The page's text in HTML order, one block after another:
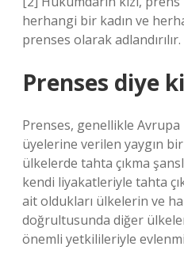
herhangi bir kadın ve
prenses olarak adlandırılır.
Prenses diye
Prenses, genellikle Avrupa
üyelerine verilen yaygın bir
ülkelerde tahta çıkma
kendi liyakatleriyle tahta
ait oldukları ülkelerin ve
doğrultusunda diğer
önemli yetkilileriyle